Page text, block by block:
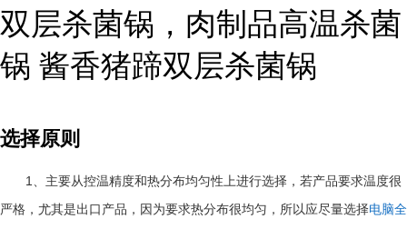
双层杀菌锅，肉制品高温杀菌
锅 酱香猪蹄双层杀菌锅
选择原则
1、主要从控温精度和热分布均匀性上进行选择，若产品要求温度很
严格，尤其是出口产品，因为要求热分布很均匀，所以应尽量选择电脑全